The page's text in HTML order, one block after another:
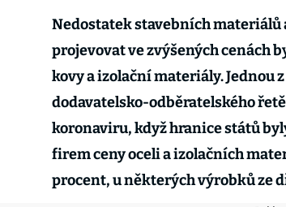
Nedostatek stavebních materiálů
projevovat ve zvýšených cenách
kovy a izolační materiály.
dodavatelsko-odběratelského
koronaviru, když hranice států
firem ceny oceli a izolačních
procent, u některých výrobků ze